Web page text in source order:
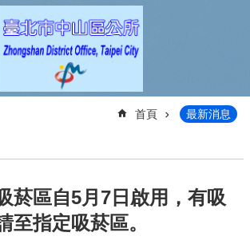
首頁 最新消息
菸區自5月7日啟用，有吸
至指定吸菸區。